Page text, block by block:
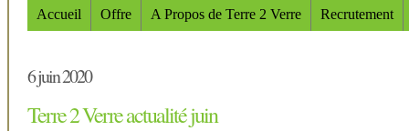
Accueil Offre A Propos de Terre 2 Verre Recrutement
6 juin 2020
Terre 2 Verre actualité juin